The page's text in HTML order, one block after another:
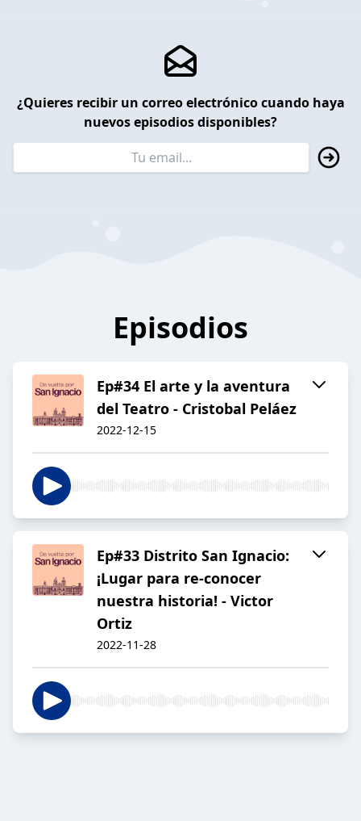
¿Quieres recibir un correo electrónico cuando haya
nuevos episodios disponibles?
Episodios
Ep#34 El arte y la aventura
del Teatro - Cristobal Peláez
2022-12-15
Ep#33 Distrito San Ignacio:
¡Lugar para re-conocer
nuestra historia! - Victor
Ortiz
2022-11-28